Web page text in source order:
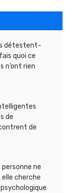
détestent-
quoi ce
n’ont rien
de
de
ne
elle cherche